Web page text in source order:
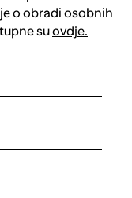
o obradi osobnih
suovdje.